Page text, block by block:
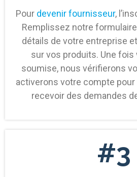
Pour devenir fournisseur,
Remplissez notre
détails de votre entreprise
sur vos produits. Une fois
soumise, nous vérifierons
activerons votre compte
recevoir des demandes
#3